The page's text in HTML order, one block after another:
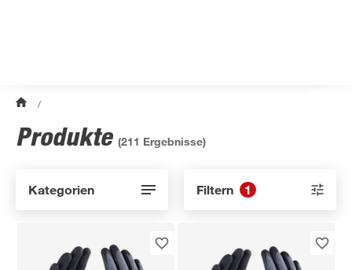
/
Produkte (211 Ergebnisse)
Kategorien Filtern 1